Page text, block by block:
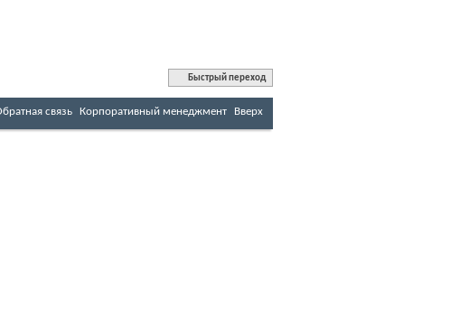
Быстрый переход
связь Корпоративный менеджмент Вверх